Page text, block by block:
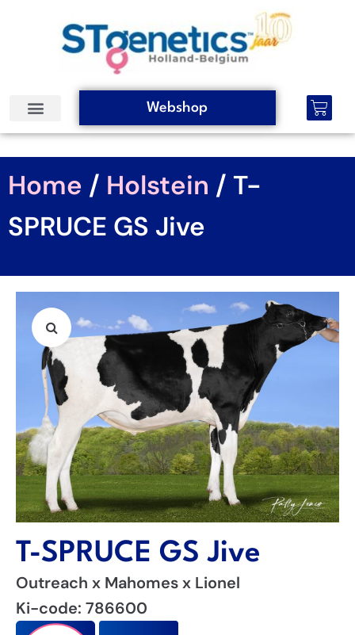
Webshop
Home / Holstein / T-
SPRUCE GS Jive
T-SPRUCE GS Jive
Outreach x Mahomes x Lionel
Ki-code: 786600